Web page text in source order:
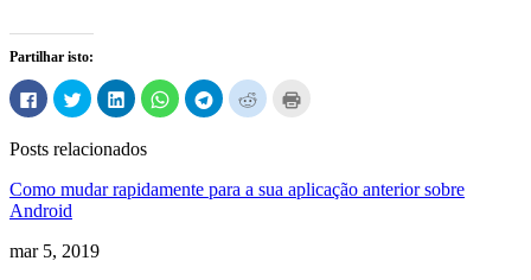
Partilhar isto:
Clique
para
partilhar
Facebook
uma
nova
janela)
Carregue
aqui
para
no
(Abre
em
Clique
para
partilhar
LinkedIn
em
uma
Clique
para
compartilhar
uma
Clique
para
compartilhar
uma
Carregue
aqui
em
uma
nova
Posts relacionados
Como mudar rapidamente para a sua aplicação anterior sobre
Android
mar 5, 2019